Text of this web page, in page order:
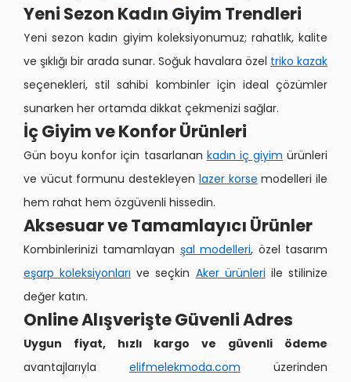
Yeni Sezon Kadın Giyim Trendleri
Yeni sezon kadın giyim koleksiyonumuz; rahatlık, kalite
ve şıklığı bir arada sunar. Soğuk havalara özel triko kazak
seçenekleri, stil sahibi kombinler için ideal çözümler
sunarken her ortamda dikkat çekmenizi sağlar.
İç Giyim ve Konfor Ürünleri
Gün boyu konfor için tasarlanan kadın iç giyim ürünleri
ve vücut formunu destekleyen lazer korse modelleri ile
hem rahat hem özgüvenli hissedin.
Aksesuar ve Tamamlayıcı Ürünler
Kombinlerinizi tamamlayan şal modelleri, özel tasarım
eşarp koleksiyonları ve seçkin Aker ürünleri ile stilinize
değer katın.
Online Alışverişte Güvenli Adres
Uygun fiyat, hızlı kargo ve güvenli ödeme
avantajlarıyla elifmelekmoda.com üzerinden